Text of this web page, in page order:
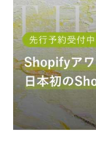
場合がございま